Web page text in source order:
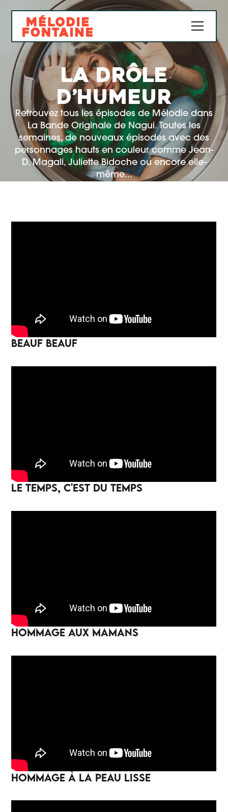
LA DRÔLE
D’HUMEUR
Retrouvez tous les épisodes de Mélodie dans
La Bande Originale de Nagui. Toutes les
semaines, de nouveaux épisodes avec des
personnages hauts en couleur comme Jean-
D, Magali, Juliette Bidoche ou encore elle-
même...
BEAUF BEAUF
LE TEMPS, C'EST DU TEMPS
HOMMAGE AUX MAMANS
HOMMAGE À LA PEAU LISSE